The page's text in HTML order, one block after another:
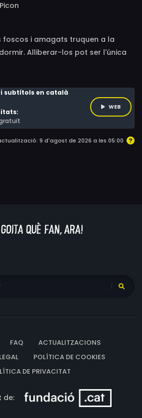
foscos i amagats truquen a la
Alliberar-los pot ser l'única
subtítols en català
WEB
9 d'agost de 2026 a les 05:00
FAQ
ACTUALITZACIONS
POLÍTICA DE COOKIES
DE PRIVACITAT
de: